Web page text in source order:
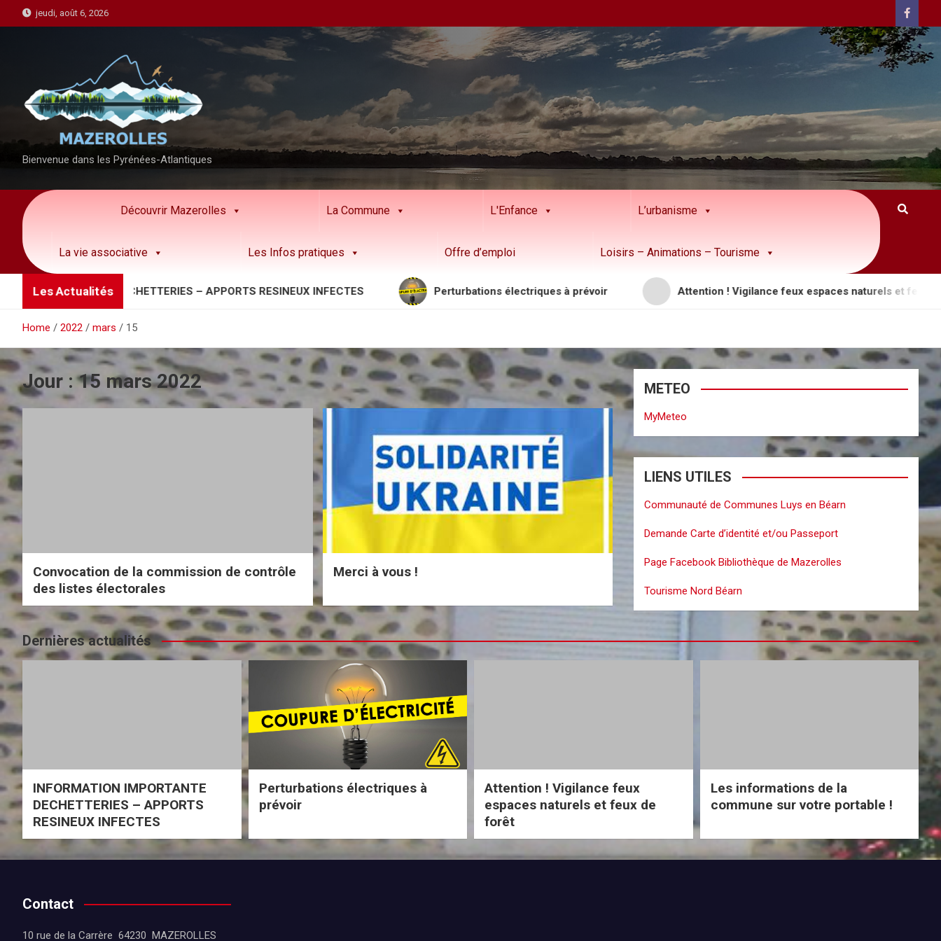
k
jeudi, août 6, 2026
Bienvenue dans les Pyrénées-Atlantiques
Découvrir Mazerolles La Commune L'Enfance L’urbanisme
La vie associative Les Infos pratiques Offre d’emploi Loisirs – Animations – Tourisme
Les Actualités
IMPORTANTE DECHETTERIES – APPORTS RESINEUX INFECTES Perturbations électriques à prévoir Attention ! Vigilance feux espaces naturels et feux de forêt
Home 2022 mars 15
Jour :15 mars 2022
Convocation de la commission de contrôle
des listes électorales
Merci à vous !
METEO
MyMeteo
LIENS UTILES
Communauté de Communes Luys en Béarn
Demande Carte d’identité et/ou Passeport
Page Facebook Bibliothèque de Mazerolles
Tourisme Nord Béarn
Dernières actualités
INFORMATION IMPORTANTE
DECHETTERIES – APPORTS
RESINEUX INFECTES
Perturbations électriques à
prévoir
Attention ! Vigilance feux
espaces naturels et feux de
forêt
Les informations de la
commune sur votre portable !
Contact
10 rue de la Carrère 64230 MAZEROLLES